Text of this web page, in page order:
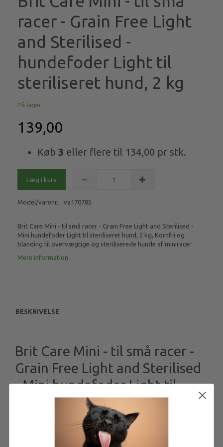
racer - Grain Free Light
and Sterilised -
hundefoder Light til
steriliseret hund, 2 kg
På lager
139,00
Køb 3 eller flere til 134,00 pr stk.
Læg i kurv
Model/varenr.: va170785
Brit Care Mini - til små racer - Grain Free Light and Sterilised -
Mini hundefoder Light til steriliseret hund, 2 kg, Kornfri og
blanding til overvægtige og steriliserede hunde af miniracer
Mere information
BESKRIVELSE
Brit Care Mini - til små racer -
Grain Free Light and Sterilised
- Mini hundefoder Light til
steriliseret hund, 2 kg
Kornfri og blanding til overvægtige og steriliserede hunde af